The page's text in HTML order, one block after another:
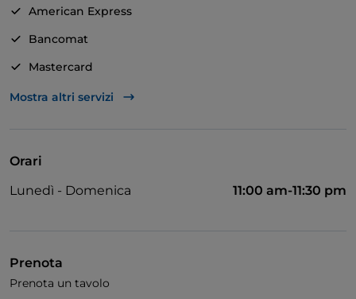
American Express
Bancomat
Mastercard
TheFork PAY
Cena con spettacolo
Si parla inglese
Mostra altri servizi
Orari
Lunedì - Domenica
11:00 am-11:30 pm
Prenota
Prenota un tavolo